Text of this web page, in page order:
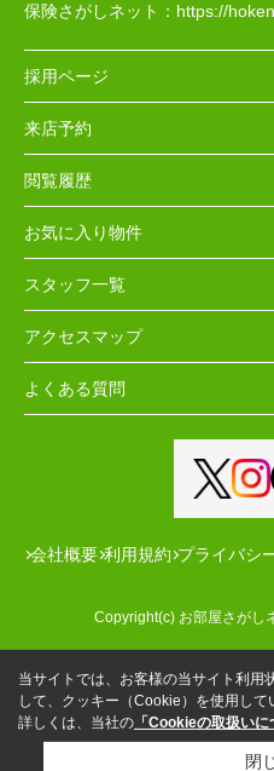
保険さがしネット： https://
採用ページ
来店予約
閲覧履歴
お気に入り物件
スタッフ一覧
アクセスマップ
よくある質問
会社概要 利用規約 プライバシ
Copyright(c) お部屋さがし
当サイトでは、お客様の当サイト利用
して、クッキー（Cookie）を使用して
詳しくは、当社の 「Cookieの取扱いに
閉